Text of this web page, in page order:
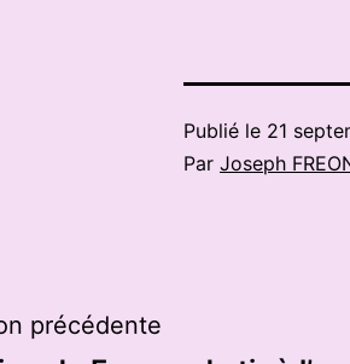
Publié le 21
Par Joseph
précédente